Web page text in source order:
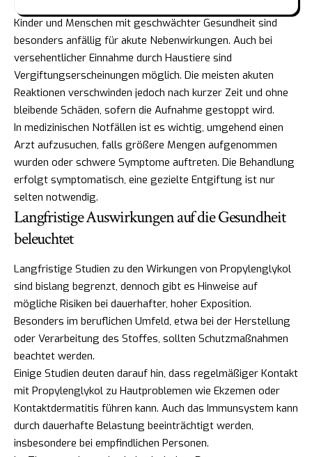
Kinder und Menschen mit geschwächter Gesundheit sind
besonders anfällig für akute Nebenwirkungen. Auch bei
versehentlicher Einnahme durch Haustiere sind
Vergiftungserscheinungen möglich. Die meisten akuten
Reaktionen verschwinden jedoch nach kurzer Zeit und ohne
bleibende Schäden, sofern die Aufnahme gestoppt wird.
In medizinischen Notfällen ist es wichtig, umgehend einen
Arzt aufzusuchen, falls größere Mengen aufgenommen
wurden oder schwere Symptome auftreten. Die Behandlung
erfolgt symptomatisch, eine gezielte Entgiftung ist nur
selten notwendig.
Langfristige Auswirkungen auf die Gesundheit
beleuchtet
Langfristige Studien zu den Wirkungen von Propylenglykol
sind bislang begrenzt, dennoch gibt es Hinweise auf
mögliche Risiken bei dauerhafter, hoher Exposition.
Besonders im beruflichen Umfeld, etwa bei der Herstellung
oder Verarbeitung des Stoffes, sollten Schutzmaßnahmen
beachtet werden.
Einige Studien deuten darauf hin, dass regelmäßiger Kontakt
mit Propylenglykol zu Hautproblemen wie Ekzemen oder
Kontaktdermatitis führen kann. Auch das Immunsystem kann
durch dauerhafte Belastung beeinträchtigt werden,
insbesondere bei empfindlichen Personen.